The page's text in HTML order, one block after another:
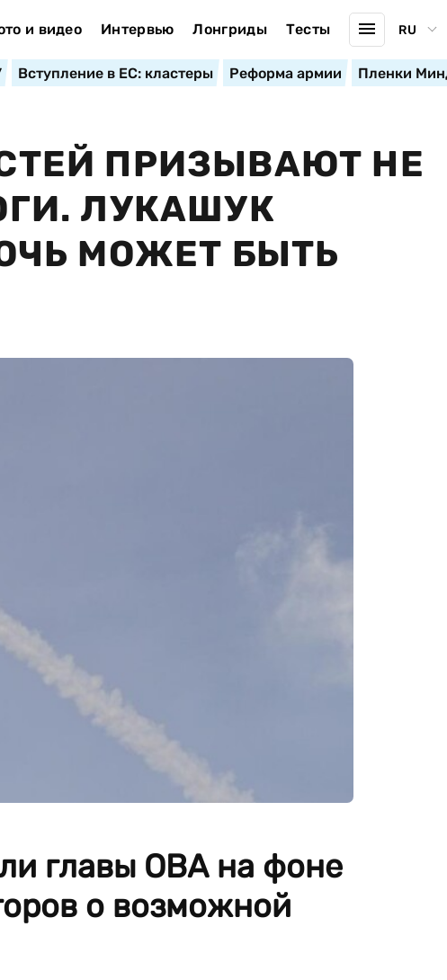
и видео Интервью Лонгриды Тесты RU
Вступление в ЕС: кластеры Реформа армии Пленки
ПРИЗЫВАЮТ НЕ
ЛУКАШУК
МОЖЕТ БЫТЬ
главы ОВА на фоне
о возможной